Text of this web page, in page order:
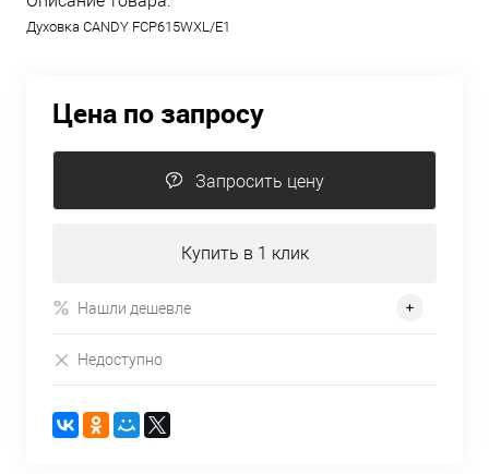
Духовка CANDY FCP615WXL/E1
Цена по запросу
Запросить цену
Купить в 1 клик
Нашли дешевле
Недоступно